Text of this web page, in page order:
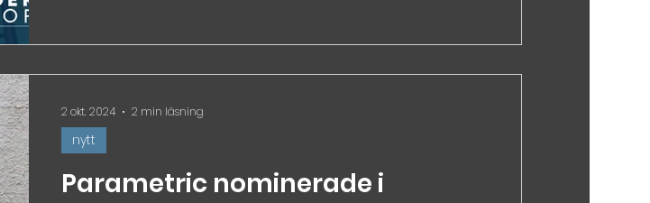
Parametric nominerade i
nytt
2 okt. 2024 2 min läsning